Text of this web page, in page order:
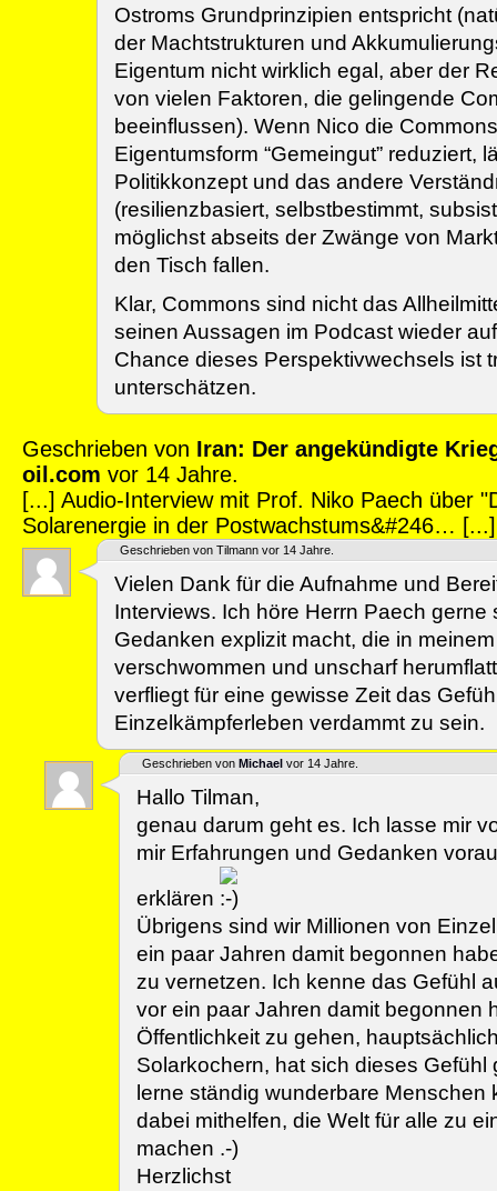
Ostroms Grundprinzipien entspricht
der Machtstrukturen und
Eigentum nicht wirklich egal, aber der
von vielen Faktoren, die gelingende
beeinflussen). Wenn Nico die
Eigentumsform “Gemeingut” reduziert,
Politikkonzept und das andere
(resilienzbasiert, selbstbestimmt,
möglichst abseits der Zwänge von
den Tisch fallen.
Klar, Commons sind nicht das
seinen Aussagen im Podcast wieder
Chance dieses Perspektivwechsels ist
unterschätzen.
Geschrieben von Iran: Der angekündigte
oil.com vor 14 Jahre.
[...] Audio-Interview mit Prof. Niko Paech über
Solarenergie in der Postwachstums&#246… [...]
Geschrieben von Tilmann vor 14 Jahre.
Vielen Dank für die Aufnahme und
Interviews. Ich höre Herrn Paech gerne
Gedanken explizit macht, die in
verschwommen und unscharf
verfliegt für eine gewisse Zeit das
Einzelkämpferleben verdammt zu sein.
Geschrieben von Michael vor 14 Jahre.
Hallo Tilman,
genau darum geht es. Ich lasse mir
mir Erfahrungen und Gedanken
erklären
Übrigens sind wir Millionen von
ein paar Jahren damit begonnen
zu vernetzen. Ich kenne das Gefühl
vor ein paar Jahren damit begonnen
Öffentlichkeit zu gehen,
Solarkochern, hat sich dieses Gefühl
lerne ständig wunderbare Menschen
dabei mithelfen, die Welt für alle zu
machen .-)
Herzlichst